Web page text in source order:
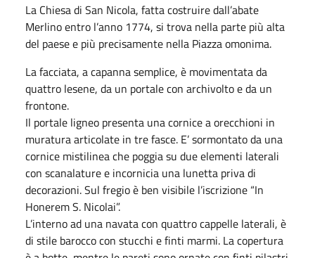
La Chiesa di San Nicola, fatta costruire dall’abate
Merlino entro l’anno 1774, si trova nella parte più alta
del paese e più precisamente nella Piazza omonima.
La facciata, a capanna semplice, è movimentata da
quattro lesene, da un portale con archivolto e da un
frontone.
Il portale ligneo presenta una cornice a orecchioni in
muratura articolate in tre fasce. E’ sormontato da una
cornice mistilinea che poggia su due elementi laterali
con scanalature e incornicia una lunetta priva di
decorazioni. Sul fregio è ben visibile l’iscrizione “In
Honerem S. Nicolai”.
L’interno ad una navata con quattro cappelle laterali, è
di stile barocco con stucchi e finti marmi. La copertura